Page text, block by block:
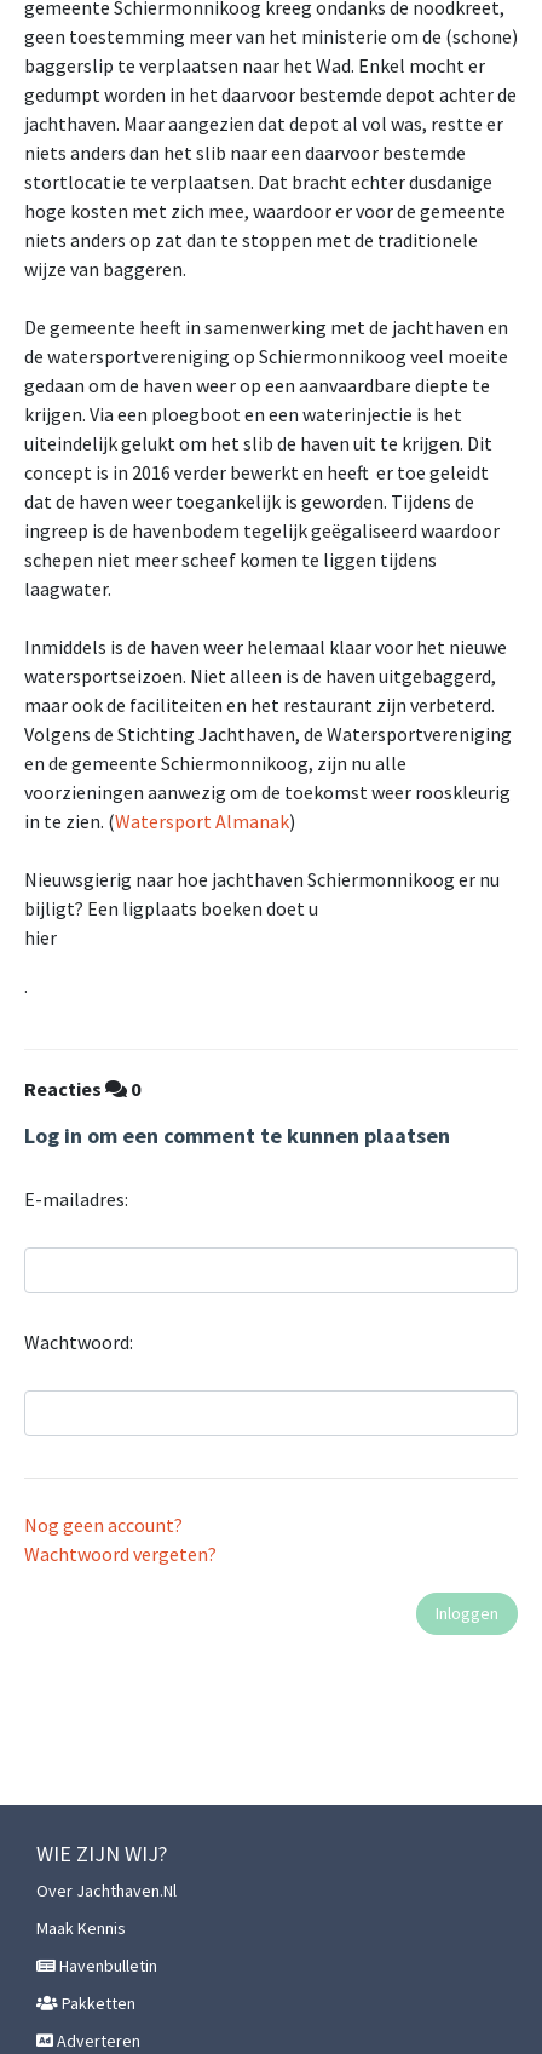
gemeente Schiermonnikoog kreeg ondanks de noodkreet,
geen toestemming meer van het ministerie om de (schone)
baggerslip te verplaatsen naar het Wad. Enkel mocht er
gedumpt worden in het daarvoor bestemde depot achter de
jachthaven. Maar aangezien dat depot al vol was, restte er
niets anders dan het slib naar een daarvoor bestemde
stortlocatie te verplaatsen. Dat bracht echter dusdanige
hoge kosten met zich mee, waardoor er voor de gemeente
niets anders op zat dan te stoppen met de traditionele
wijze van baggeren.
De gemeente heeft in samenwerking met de jachthaven en
de watersportvereniging op Schiermonnikoog veel moeite
gedaan om de haven weer op een aanvaardbare diepte te
krijgen. Via een ploegboot en een waterinjectie is het
uiteindelijk gelukt om het slib de haven uit te krijgen. Dit
concept is in 2016 verder bewerkt en heeft er toe geleidt
dat de haven weer toegankelijk is geworden. Tijdens de
ingreep is de havenbodem tegelijk geëgaliseerd waardoor
schepen niet meer scheef komen te liggen tijdens
laagwater.
Inmiddels is de haven weer helemaal klaar voor het nieuwe
watersportseizoen. Niet alleen is de haven uitgebaggerd,
maar ook de faciliteiten en het restaurant zijn verbeterd.
Volgens de Stichting Jachthaven, de Watersportvereniging
en de gemeente Schiermonnikoog, zijn nu alle
voorzieningen aanwezig om de toekomst weer rooskleurig
in te zien. (Watersport Almanak)
Nieuwsgierig naar hoe jachthaven Schiermonnikoog er nu
bijligt? Een ligplaats boeken doet u
hier
.
Reacties 0
Log in om een comment te kunnen plaatsen
E-mailadres:
Wachtwoord:
Nog geen account?
Wachtwoord vergeten?
WIE ZIJN WIJ?
Over Jachthaven.nl
Maak Kennis
Havenbulletin
Pakketten
Adverteren